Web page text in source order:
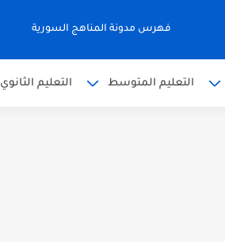
فهرس مدونة المناهج السورية
التعليم المتوسط التعليم الثانوي